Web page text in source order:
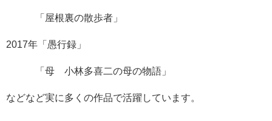
「屋根裏の散歩者」
2017年「愚行録」
「母 小林多喜二の母の物語」
などなど実に多くの作品で活躍しています。